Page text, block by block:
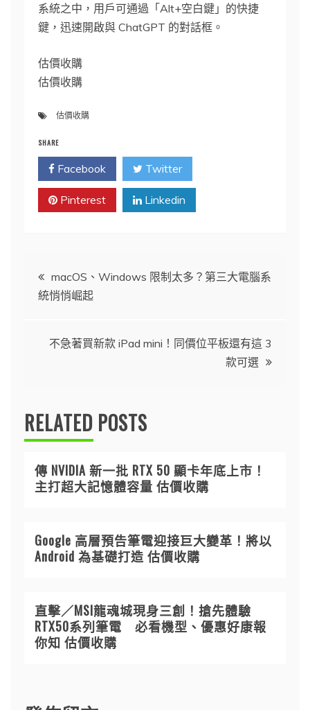
系統之中，用戶可通過「Alt+空白鍵」的快捷
鍵，迅速開啟與 ChatGPT 的對話框。
估價收購
估價收購
估價收購
SHARE
Facebook Twitter
Pinterest Linkedin
文
章
macOS、Windows 限制太多？第三大電腦系
統悄悄崛起
不急著買新款 iPad mini！同價位平板還有這 3
款可選
RELATED POSTS
傳 NVIDIA 新一批 RTX 50 顯卡年底上市！
主打超大記憶體容量 估價收購
Google 高層預告筆電迎接巨大變革！將以
Android 為基礎打造 估價收購
直擊／MSI龍魂城現身三創！搶先體驗
RTX50系列筆電 必看機型、優惠好康報
你知 估價收購